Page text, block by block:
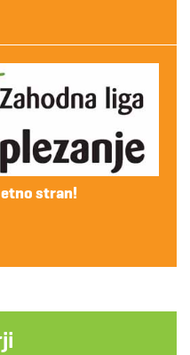
stran!